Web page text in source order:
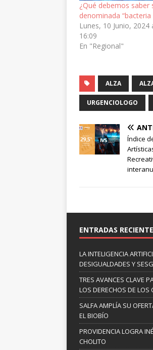
¿Qué debemos saber
denominada “bacteria
Lunes, 10 Junio, 2024
16:09
En "Regional"
ALZA
URGENCIOLOGO
Índice
ENTRADAS
LA INTELIGENCIA
DESIGUALDADES Y
TRES AVANCES CLAVE
LOS DERECHOS DE LOS
SALFA AMPLÍA SU
EL BIOBÍO
PROVIDENCIA LOGRA
CHOLITO